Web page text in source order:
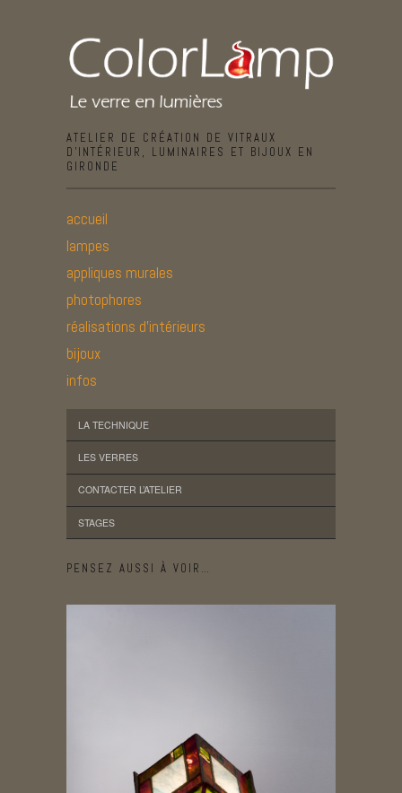
ATELIER DE CRÉATION DE VITRAUX
D’INTÉRIEUR, LUMINAIRES ET BIJOUX EN
GIRONDE
accueil
lampes
appliques murales
photophores
réalisations d’intérieurs
bijoux
infos
LA TECHNIQUE
LES VERRES
CONTACTER L’ATELIER
STAGES
PENSEZ AUSSI À VOIR…